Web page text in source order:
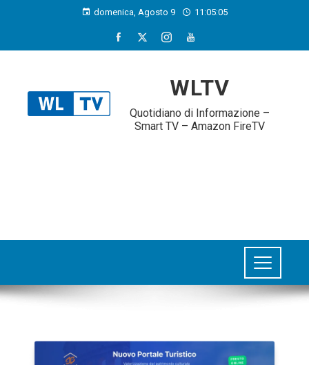
domenica, Agosto 9 11:05:06
WLTV
Quotidiano di Informazione –
Smart TV – Amazon FireTV